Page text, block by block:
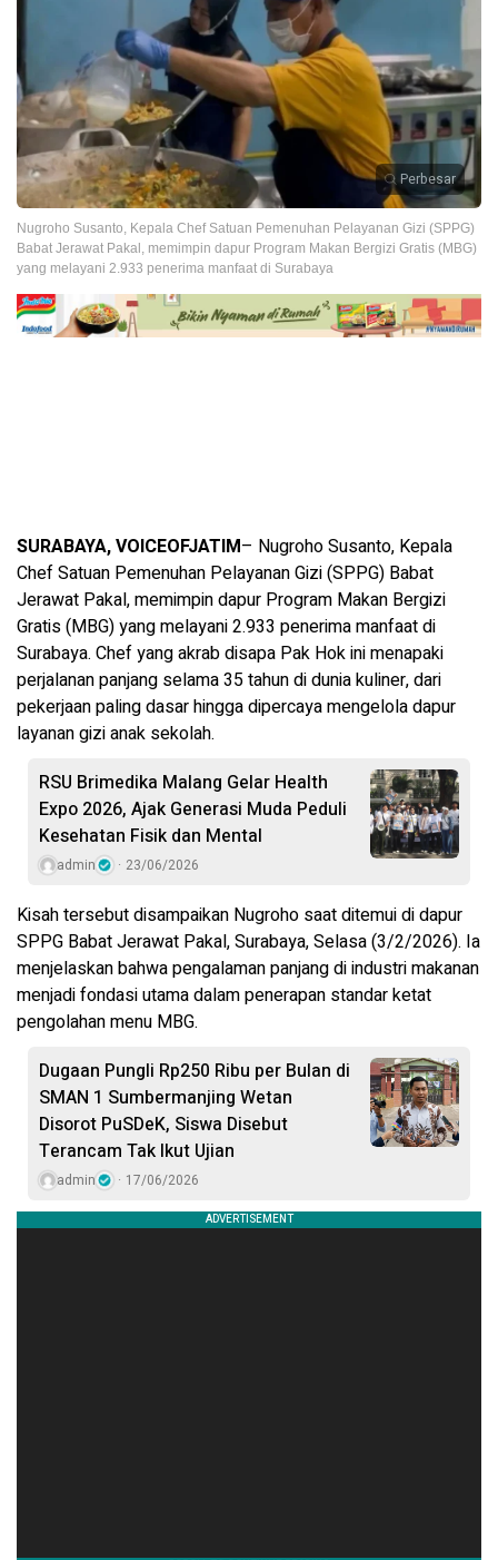
Perbesar
Nugroho Susanto, Kepala Chef Satuan Pemenuhan Pelayanan Gizi (SPPG)
Babat Jerawat Pakal, memimpin dapur Program Makan Bergizi Gratis (MBG)
yang melayani 2.933 penerima manfaat di Surabaya
SURABAYA, VOICEOFJATIM– Nugroho Susanto, Kepala
Chef Satuan Pemenuhan Pelayanan Gizi (SPPG) Babat
Jerawat Pakal, memimpin dapur Program Makan Bergizi
Gratis (MBG) yang melayani 2.933 penerima manfaat di
Surabaya. Chef yang akrab disapa Pak Hok ini menapaki
perjalanan panjang selama 35 tahun di dunia kuliner, dari
pekerjaan paling dasar hingga dipercaya mengelola dapur
layanan gizi anak sekolah.
RSU Brimedika Malang Gelar Health
Expo 2026, Ajak Generasi Muda Peduli
Kesehatan Fisik dan Mental
admin 23/06/2026
Kisah tersebut disampaikan Nugroho saat ditemui di dapur
SPPG Babat Jerawat Pakal, Surabaya, Selasa (3/2/2026). Ia
menjelaskan bahwa pengalaman panjang di industri makanan
menjadi fondasi utama dalam penerapan standar ketat
pengolahan menu MBG.
Dugaan Pungli Rp250 Ribu per Bulan di
SMAN 1 Sumbermanjing Wetan
Disorot PuSDeK, Siswa Disebut
Terancam Tak Ikut Ujian
admin 17/06/2026